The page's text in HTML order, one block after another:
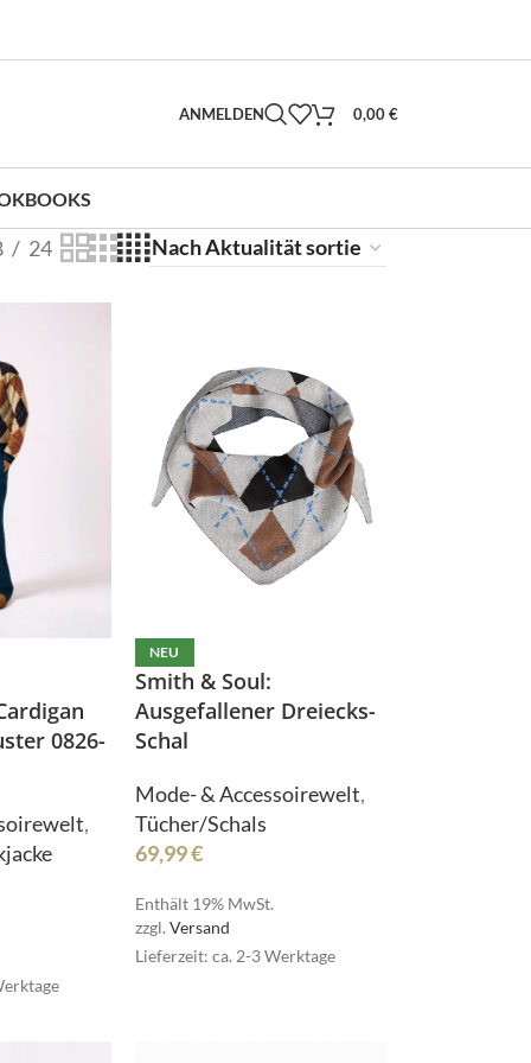
ANMELDEN 0,00€
Bettwaren
24
0826-
,
NEU
Smith & Soul:
Ausgefallener Dreiecks-
Schal
Mode- & Accessoirewelt,
Tücher/Schals
69,99€
Enthält 19% MwSt.
zzgl.Versand
Lieferzeit: ca. 2-3 Werktage